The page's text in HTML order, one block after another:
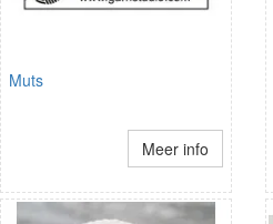
Muts
Meer info